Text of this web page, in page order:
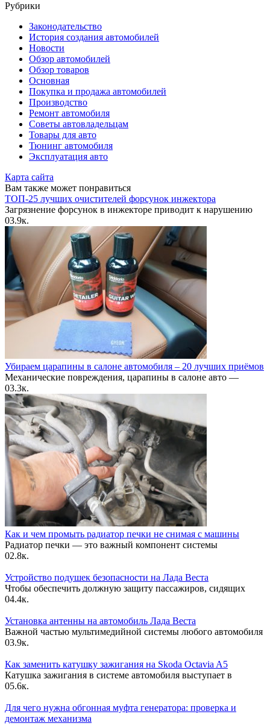
Рубрики
Законодательство
История создания автомобилей
Новости
Обзор автомобилей
Обзор товаров
Основная
Покупка и продажа автомобилей
Производство
Ремонт автомобиля
Советы автовладельцам
Товары для авто
Тюнинг автомобиля
Эксплуатация авто
Карта сайта
Вам также может понравиться
ТОП-25 лучших очистителей форсунок инжектора
Загрязнение форсунок в инжекторе приводит к нарушению
03.9к.
Убираем царапины в салоне автомобиля – 20 лучших приёмов
Механические повреждения, царапины в салоне авто —
03.3к.
Как и чем промыть радиатор печки не снимая с машины
Радиатор печки — это важный компонент системы
02.8к.
Устройство подушек безопасности на Лада Веста
Чтобы обеспечить должную защиту пассажиров, сидящих
04.4к.
Установка антенны на автомобиль Лада Веста
Важной частью мультимедийной системы любого автомобиля
03.9к.
Как заменить катушку зажигания на Skoda Octavia A5
Катушка зажигания в системе автомобиля выступает в
05.6к.
Для чего нужна обгонная муфта генератора: проверка и
демонтаж механизма